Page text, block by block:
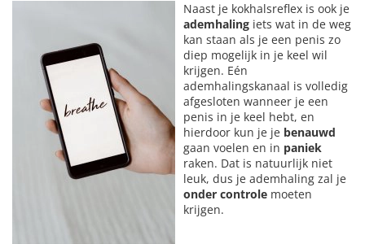
Naast je kokhalsreflex is ook je
ademhaling iets wat in de weg
kan staan als je een penis zo
diep mogelijk in je keel wil
krijgen. Eén
ademhalingskanaal is volledig
afgesloten wanneer je een
penis in je keel hebt, en
hierdoor kun je je benauwd
gaan voelen en in paniek
raken. Dat is natuurlijk niet
leuk, dus je ademhaling zal je
onder controle moeten
krijgen.